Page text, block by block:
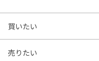
買いたい
買いたいTOP
売りたい